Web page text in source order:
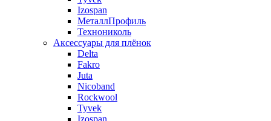
Izospan
МеталлПрофиль
Технониколь
Аксессуары для плёнок
Delta
Fakro
Juta
Nicoband
Rockwool
Tyvek
Izospan